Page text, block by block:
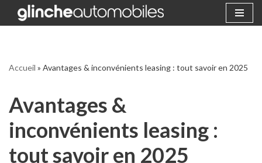
Accueil » Avantages & inconvénients leasing : tout savoir en 2025
Avantages &
inconvénients leasing :
tout savoir en 2025